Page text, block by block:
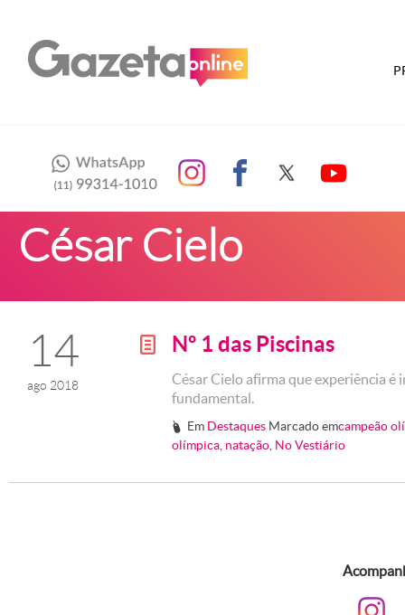
César Cielo
14
ago 2018
g Nº 1 das Piscinas
César Cielo afirma que experiência é
fundamental.
# Em Destaques Marcado emcampeão
olímpica natação No Vestiário